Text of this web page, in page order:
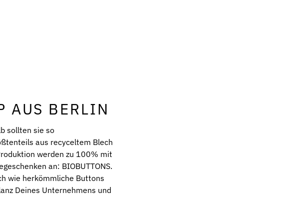
AUS BERLIN
sollten sie so
aus recyceltem Blech
werden zu 100% mit
an: BIOBUTTONS.
wie herkömmliche Buttons
Deines Unternehmens und